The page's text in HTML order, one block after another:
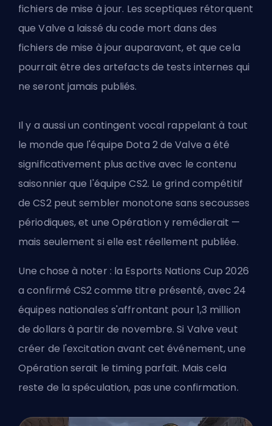
fichiers de mise à jour. Les sceptiques rétorquent
que Valve a laissé du code mort dans des
fichiers de mise à jour auparavant, et que cela
pourrait être des artefacts de tests internes qui
ne seront jamais publiés.
Il y a aussi un contingent vocal rappelant à tout
le monde que l'équipe Dota 2 de Valve a été
significativement plus active avec le contenu
saisonnier que l'équipe CS2. Legrind compétitif
de CS2peut sembler monotone sans secousses
périodiques, et une Opération y remédierait —
mais seulement si elle est réellement publiée.
Une chose à noter : la Esports Nations Cup 2026
a confirmé CS2 comme titre présenté, avec 24
équipes nationales s'affrontant pour 1,3 million
de dollars à partir de novembre. Si Valve veut
créer de l'excitation avant cet événement, une
Opération serait le timing parfait. Mais cela
reste de la spéculation, pas une confirmation.